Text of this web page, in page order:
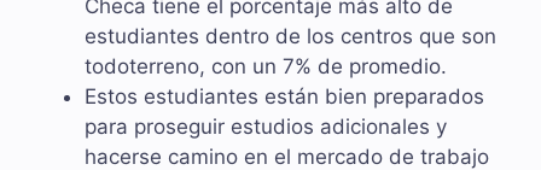
Checa tiene el porcentaje más alto de
estudiantes dentro de los centros que son
todoterreno, con un 7% de promedio.
Estos estudiantes están bien preparados
para proseguir estudios adicionales y
hacerse camino en el mercado de trabajo